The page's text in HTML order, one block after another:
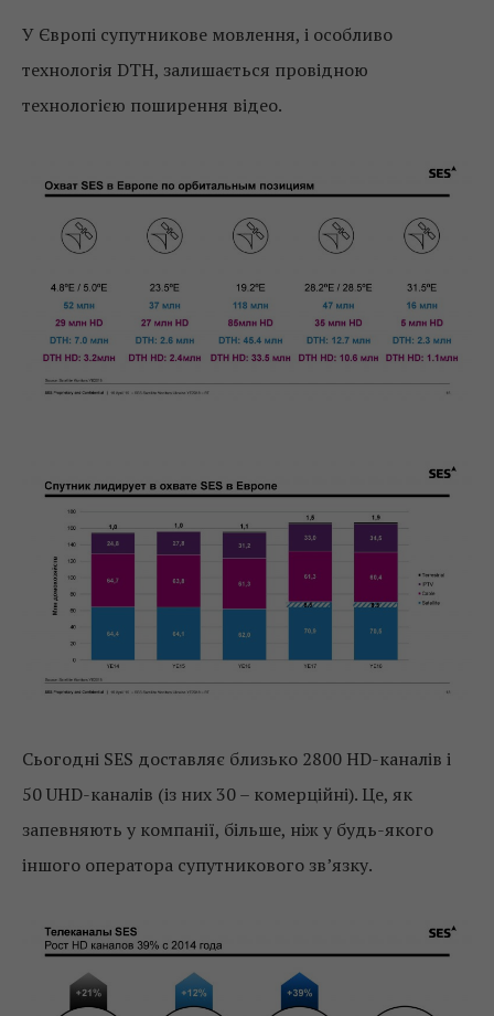
У Європі супутникове мовлення, і особливо
технологія DTH, залишається провідною
технологією поширення відео.
Сьогодні SES доставляє близько 2800 HD-каналів і
50 UHD-каналів (із них 30 – комерційні). Це, як
запевняють у компанії, більше, ніж у будь-якого
іншого оператора супутникового зв’язку.